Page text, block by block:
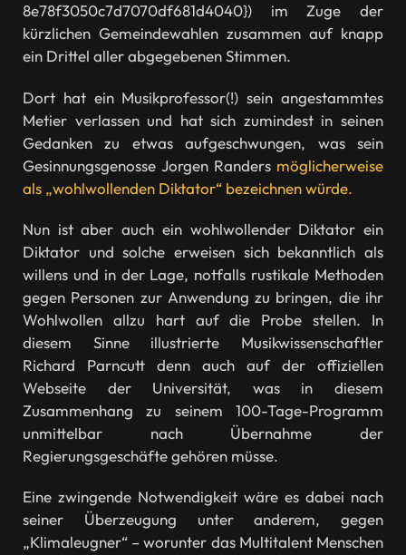
8e78f3050c7d7070df681d4040}) im Zuge der
kürzlichen Gemeindewahlen zusammen auf knapp
ein Drittel aller abgegebenen Stimmen.
Dort hat ein Musikprofessor(!) sein angestammtes
Metier verlassen und hat sich zumindest in seinen
Gedanken zu etwas aufgeschwungen, was sein
Gesinnungsgenosse Jorgen Randers möglicherweise
als „wohlwollenden Diktator“ bezeichnen würde.
Nun ist aber auch ein wohlwollender Diktator ein
Diktator und solche erweisen sich bekanntlich als
willens und in der Lage, notfalls rustikale Methoden
gegen Personen zur Anwendung zu bringen, die ihr
Wohlwollen allzu hart auf die Probe stellen. In
diesem Sinne illustrierte Musikwissenschaftler
Richard Parncutt denn auch auf der offiziellen
Webseite der Universität, was in diesem
Zusammenhang zu seinem 100-Tage-Programm
unmittelbar nach Übernahme der
Regierungsgeschäfte gehören müsse.
Eine zwingende Notwendigkeit wäre es dabei nach
seiner Überzeugung unter anderem, gegen
„Klimaleugner“ – worunter das Multitalent Menschen